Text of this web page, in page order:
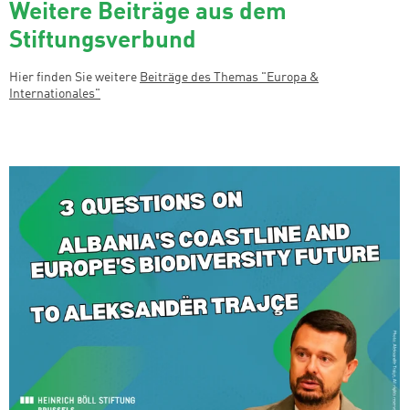
Weitere Beiträge aus dem
Stiftungsverbund
Hier finden Sie weitere Beiträge des Themas " Europa &
Internationales"